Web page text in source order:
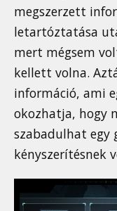
megszerzett
letartóztatása
mert mégsem
kellett volna.
információ, ami
okozhatja, hogy
szabadulhat egy
kényszerítésnek